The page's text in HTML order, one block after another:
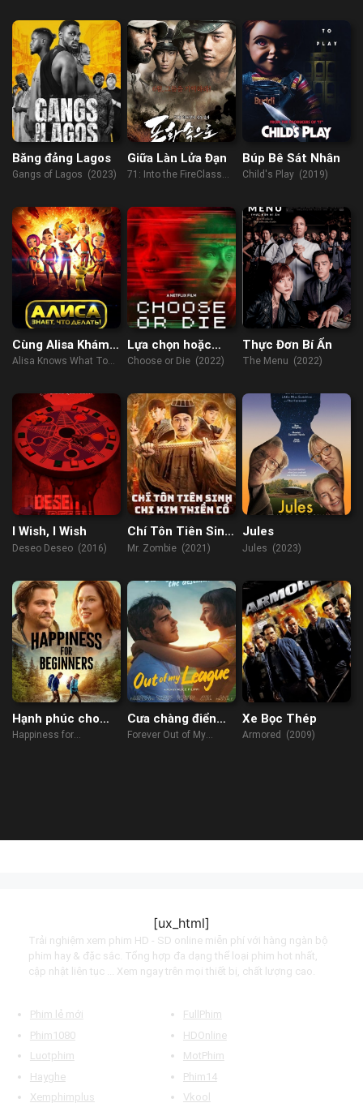
Wongso
(2023)
Băng đảng Lagos
Gangs of Lagos (2023)
Giữa Làn Lửa Đạn
71: Into the FireClass
Búp Bê Sát Nhân
Child's Play (2019)
Cùng Alisa Khám
Phá Vũ Trụ
Alisa Knows What To
Lựa chọn hoặc
chết
Choose or Die (2022)
Thực Đơn Bí Ẩn
The Menu (2022)
I Wish, I Wish
Deseo Deseo (2016)
Chí Tôn Tiên Sinh
Chi Kim Thiền Cổ
Mr. Zombie (2021)
Jules
Jules (2023)
Hạnh phúc cho
người mới bắt đầu
Happiness for
Cưa chàng điển
trai 3
Forever Out of My
Xe Bọc Thép
Armored (2009)